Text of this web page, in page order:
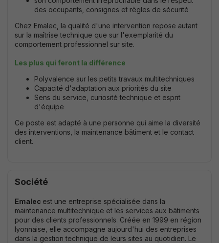
des occupants, consignes et règles de sécurité
Chez Emalec, la qualité d'une intervention repose autant
sur la maîtrise technique que sur l'exemplarité du
comportement professionnel sur site.
Les plus qui feront la différence
Polyvalence sur les petits travaux multitechniques
Capacité d'adaptation aux priorités du site
Sens du service, curiosité technique et esprit
d'équipe
Ce poste est adapté à une personne qui aime la diversité
des interventions, la maintenance bâtiment et le contact
client.
Société
Emalec est une entreprise spécialisée dans la
maintenance multitechnique et les services aux bâtiments
pour des clients professionnels. Créée en 1999 en région
lyonnaise, elle accompagne aujourd'hui des entreprises
dans la gestion technique de leurs sites au quotidien. Le